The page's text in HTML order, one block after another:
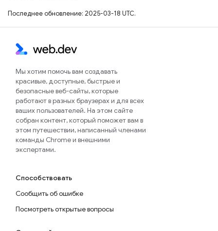
Последнее обновление: 2025-03-18 UTC.
Мы хотим помочь вам создавать
красивые, доступные, быстрые и
безопасные веб-сайты, которые
работают в разных браузерах и для всех
ваших пользователей. На этом сайте
собран контент, который поможет вам в
этом путешествии, написанный членами
команды Chrome и внешними
экспертами.
Способствовать
Сообщить об ошибке
Посмотреть открытые вопросы